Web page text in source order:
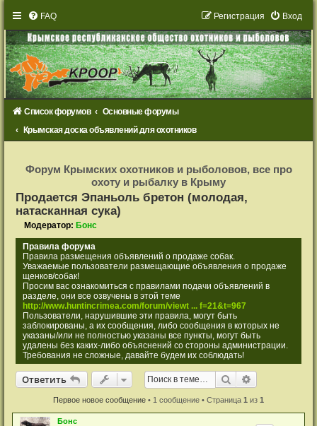
FAQ Вход
Регистрация
Список форумов
Основные форумы
Крымская доска объявлений для охотников
с
т
р
я
Форум Крымских охотников и рыболовов, все про
охоту и рыбалку в Крыму
Продается Эпаньоль бретон (молодая,
натасканная сука)
Модератор: Бонс
Правила форума
Правила размещения объявлений о продаже собак.
Уважаемые пользователи размещающие объявления о продаже
щенков/собак!
Просим вас ознакомиться с правилами подачи объявлений в
разделе, они все озвучены в этой теме
http://www.huntincrimea.com/forum/viewt ... f=21&t=967
Пользователи, нарушившие эти правила, могут быть
заблокированы, а их сообщения, либо сообщения в которых не
указаны/или не полностью указаны все пункты, могут быть
удалены без каких-либо объяснений со стороны администрации.
Требования не сложные, давайте будем их соблюдать!
Ответить
Ответить Поиск
Первое новое сообщение • 1 сообщение • Страница 1 из 1
Бонс